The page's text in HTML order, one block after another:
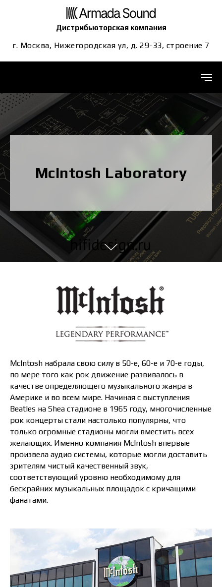
Дистрибьюторская компания
г. Москва, Нижегородская ул, д. 29-33, строение 7
McIntosh Laboratory
McIntosh набрала свою силу в 50-е, 60-е и 70-е годы,
по мере того как рок движение развивалось в
качестве определяющего музыкального жанра в
Америке и во всем мире. Начиная с выступления
Beatles на Shea стадионе в 1965 году, многочисленные
рок концерты стали настолько популярны, что
только огромные стадионы могли вместить всех
желающих. Именно компания McIntosh впервые
произвела аудио сиcтемы, которые могли доставить
зрителям чистый качественный звук,
соответствующий уровню необходимому для
бескрайних музыкальных площадок с кричащими
фанатами.